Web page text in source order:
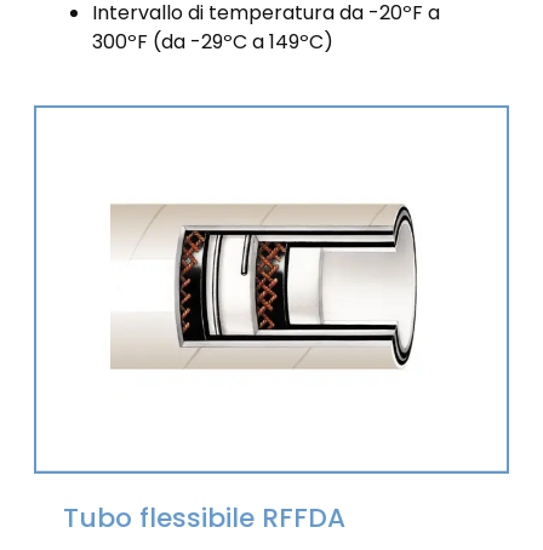
Intervallo di temperatura da -20ºF a
300ºF (da -29ºC a 149ºC)
Tubo flessibile RFFDA